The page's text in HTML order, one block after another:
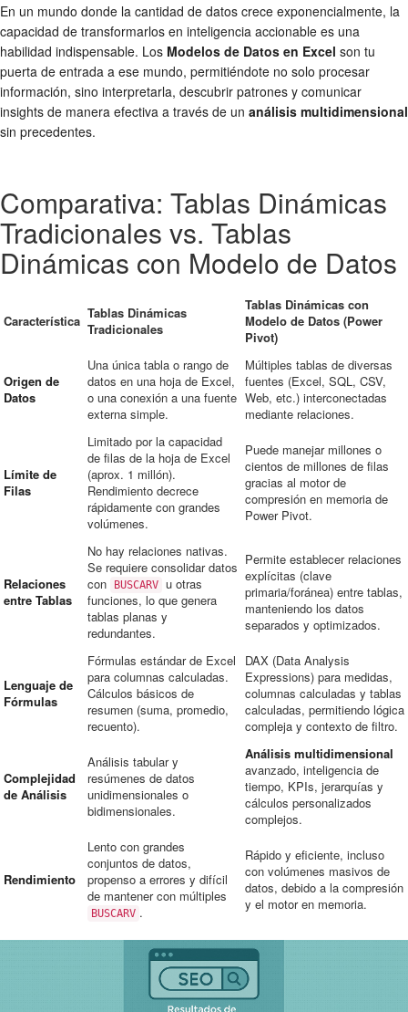
En un mundo donde la cantidad de datos crece exponencialmente, la
capacidad de transformarlos en inteligencia accionable es una
habilidad indispensable. Los Modelos de Datos en Excel son tu
puerta de entrada a ese mundo, permitiéndote no solo procesar
información, sino interpretarla, descubrir patrones y comunicar
insights de manera efectiva a través de un análisis multidimensional
sin precedentes.
Comparativa: Tablas Dinámicas
Tradicionales vs. Tablas
Dinámicas con Modelo de Datos
Característica Tablas Dinámicas
Tradicionales
Tablas Dinámicas con
Modelo de Datos (Power
Pivot)
Origen de
Datos
Una única tabla o rango de
datos en una hoja de Excel,
o una conexión a una fuente
externa simple.
Múltiples tablas de diversas
fuentes (Excel, SQL, CSV,
Web, etc.) interconectadas
mediante relaciones.
Límite de
Filas
Limitado por la capacidad
de filas de la hoja de Excel
(aprox. 1 millón).
Rendimiento decrece
rápidamente con grandes
volúmenes.
Puede manejar millones o
cientos de millones de filas
gracias al motor de
compresión en memoria de
Power Pivot.
Relaciones
entre Tablas
No hay relaciones nativas.
Se requiere consolidar datos
con
BUSCARV u otras
funciones, lo que genera
tablas planas y
redundantes.
Permite establecer relaciones
explícitas (clave
primaria/foránea) entre tablas,
manteniendo los datos
separados y optimizados.
Lenguaje de
Fórmulas
Fórmulas estándar de Excel
para columnas calculadas.
Cálculos básicos de
resumen (suma, promedio,
recuento).
DAX (Data Analysis
Expressions) para medidas,
columnas calculadas y tablas
calculadas, permitiendo lógica
compleja y contexto de filtro.
Complejidad
de Análisis
Análisis tabular y
resúmenes de datos
unidimensionales o
bidimensionales.
Análisis multidimensional
avanzado, inteligencia de
tiempo, KPIs, jerarquías y
cálculos personalizados
complejos.
Rendimiento
Lento con grandes
conjuntos de datos,
propenso a errores y difícil
de mantener con múltiples
BUSCARV .
Rápido y eficiente, incluso
con volúmenes masivos de
datos, debido a la compresión
y el motor en memoria.